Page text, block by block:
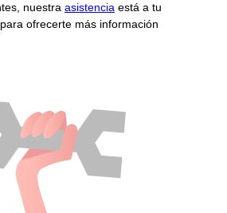
nuestra asistencia está a tu
ofrecerte más información